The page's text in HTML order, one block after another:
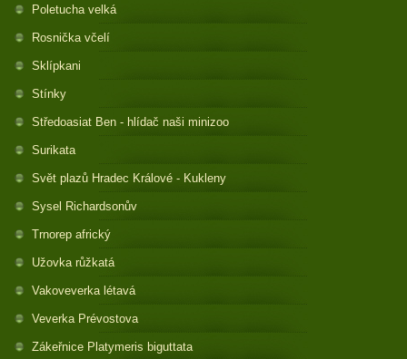
Poletucha velká
Rosnička včelí
Sklípkani
Stínky
Středoasiat Ben - hlídač naši minizoo
Surikata
Svět plazů Hradec Králové - Kukleny
Sysel Richardsonův
Trnorep africký
Užovka růžkatá
Vakoveverka létavá
Veverka Prévostova
Zákeřnice Platymeris biguttata